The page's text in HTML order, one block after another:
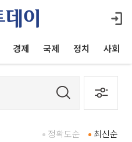
경제 국제 정치 사회
최신순
정확도순